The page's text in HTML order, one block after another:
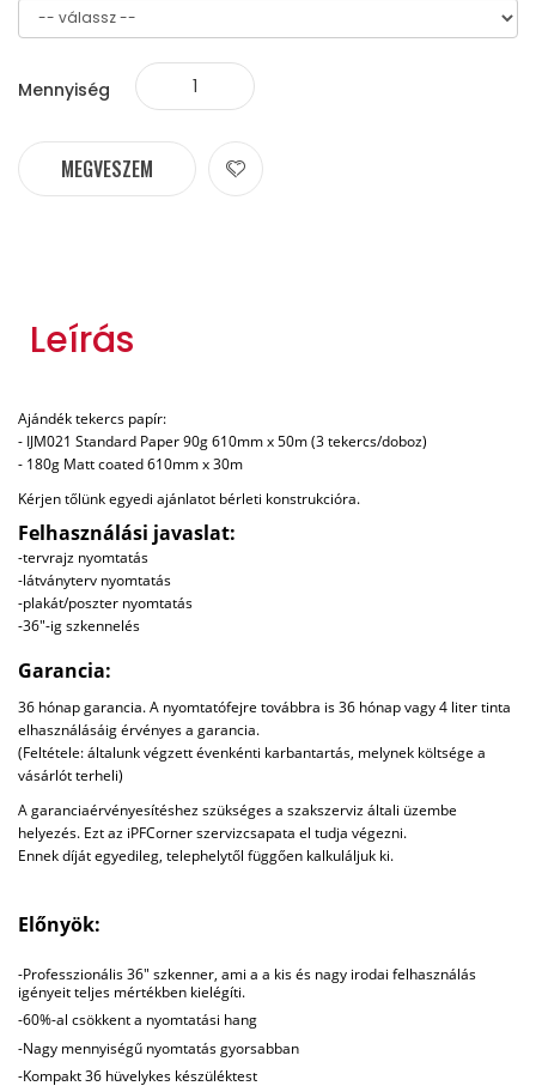
Mennyiség
MEGVESZEM
Leírás
Ajándék tekercs papír:
- IJM021 Standard Paper 90g 610mm x 50m (3 tekercs/doboz)
- 180g Matt coated 610mm x 30m
Kérjen tőlünk egyedi ajánlatot bérleti konstrukcióra.
Felhasználási javaslat:
-tervrajz nyomtatás
-látványterv nyomtatás
-plakát/poszter nyomtatás
-36"-ig szkennelés
Garancia:
36 hónap garancia. A nyomtatófejre továbbra is 36 hónap vagy 4 liter tinta
elhasználásáig érvényes a garancia.
(Feltétele: általunk végzett évenkénti karbantartás, melynek költsége a
vásárlót terheli)
A garanciaérvényesítéshez szükséges a szakszerviz általi üzembe
helyezés. Ezt az iPFCorner szervizcsapata el tudja végezni.
Ennek díját egyedileg, telephelytől függően kalkuláljuk ki.
Előnyök:
-Professzionális 36" szkenner, ami a a kis és nagy irodai felhasználás
igényeit teljes mértékben kielégíti.
-60%-al csökkent a nyomtatási hang
-Nagy mennyiségű nyomtatás gyorsabban
-Kompakt 36 hüvelykes készüléktest